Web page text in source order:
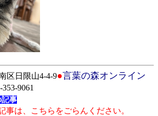
区日限山4-4-9●言葉の森オンライン
9061
事
事は、こちらをごらんください。